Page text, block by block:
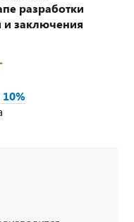
разработки
и заключения